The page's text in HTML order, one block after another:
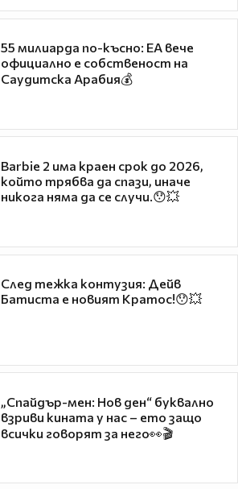
55 милиарда по-късно: EA вече
официално е собственост на
Саудитска Арабия💰
Barbie 2 има краен срок до 2026,
който трябва да спази, иначе
никога няма да се случи.😯💥
След тежка контузия: Дейв
Батиста е новият Кратос!😯💥
„Спайдър-мен: Нов ден“ буквално
взриви кината у нас – ето защо
всички говорят за него👀🎬